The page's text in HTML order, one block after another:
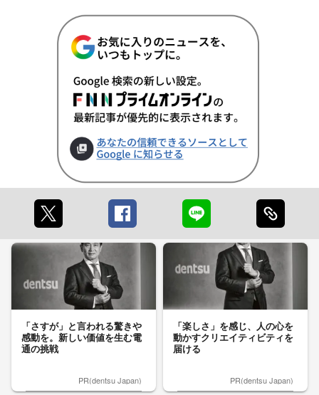
「さすが」と言われる驚きや
感動を。新しい価値を生む電
通の挑戦
PR(dentsu Japan)
「楽しさ」を感じ、人の心を
動かすクリエイティビティを
届ける
PR(dentsu Japan)